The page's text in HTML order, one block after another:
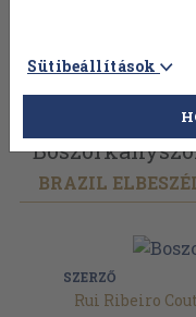
Vissza az előző
BRAZIL
SZERZŐ
Rui Ribeiro
Sütibeállítások